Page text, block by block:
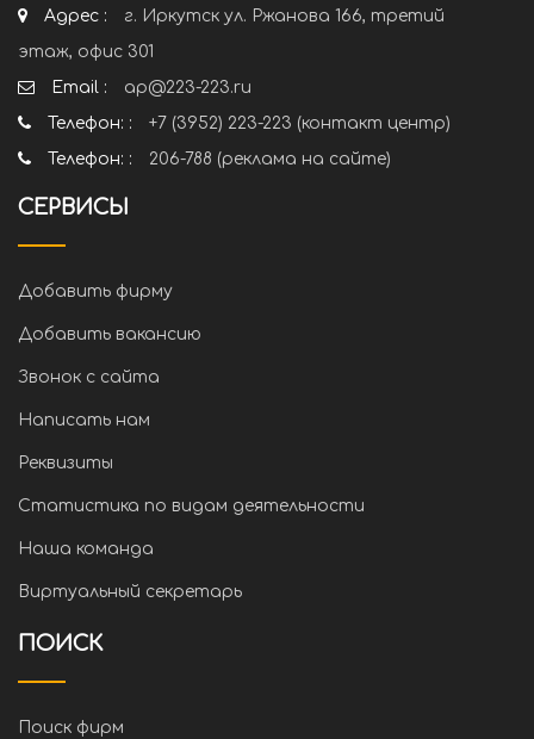
Адрес :
г. Иркутск ул. Ржанова 166, третий
этаж, офис 301
Email :
ap@223-223.ru
Телефон: :
+7 (3952) 223-223 (контакт центр)
Телефон: :
206-788 (реклама на сайте)
СЕРВИСЫ
Добавить фирму
Добавить вакансию
Звонок с сайта
Написать нам
Реквизиты
Статистика по видам деятельности
Наша команда
Виртуальный секретарь
ПОИСК
Поиск фирм